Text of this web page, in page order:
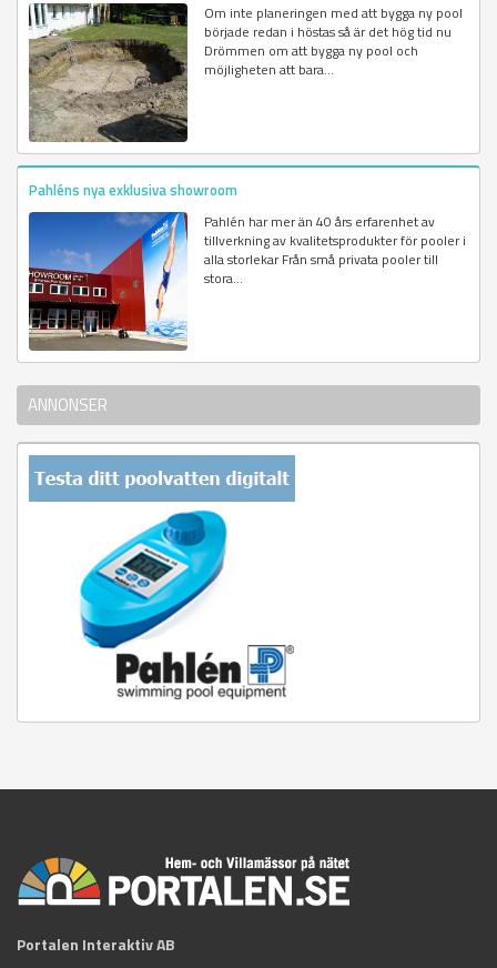
Om inte planeringen med att bygga ny pool
började redan i höstas så är det hög tid nu
Drömmen om att bygga ny pool och
möjligheten att bara...
Pahléns nya exklusiva showroom
Pahlén har mer än 40 års erfarenhet av
tillverkning av kvalitetsprodukter för pooler i
alla storlekar Från små privata pooler till
stora...
ANNONSER
Portalen Interaktiv AB